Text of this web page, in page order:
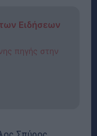
Ειδήσεων
πηγής στην